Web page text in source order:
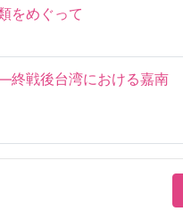
をめぐって
終戦後台湾における嘉南